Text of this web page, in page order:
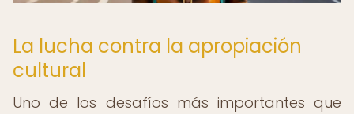
La lucha contra la apropiación
cultural
Uno de los desafíos más importantes que